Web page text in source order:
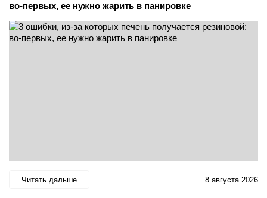
во-первых, ее нужно жарить в панировке
Читать дальше 8 августа 2026